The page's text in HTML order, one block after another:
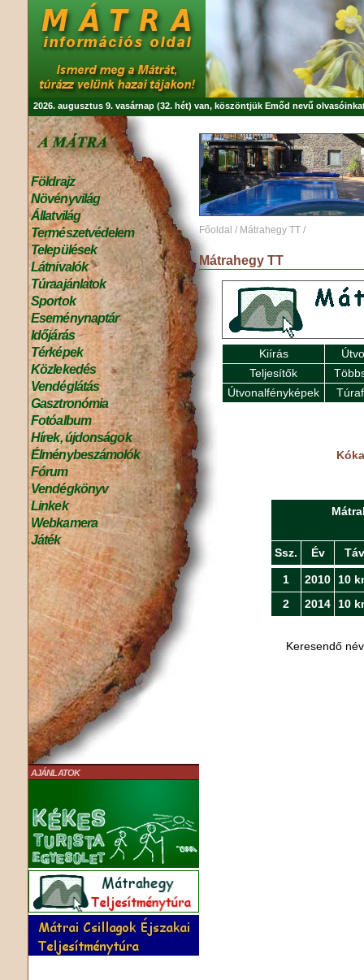
2026. augusztus 9. vasárnap (32. hét) van, köszöntjük Emőd nevű
Földrajz
Növényvilág
Állatvilág
Természetvédelem
Települések
Látnivalók
Túraajánlatok
Sportok
Eseménynaptár
Időjárás
Térképek
Közlekedés
Vendéglátás
Gasztronómia
Fotóalbum
Hírek, újdonságok
Élménybeszámolók
Fórum
Vendégkönyv
Linkek
Webkamera
Játék
AJÁNLATOK
Főoldal / Mátrahegy TT /
Mátrahegy TT
Kiírás
Teljesítők
Útvonalfényképek
Ssz. Év Táv
1 2010
10
2
2014 10
Keresendő